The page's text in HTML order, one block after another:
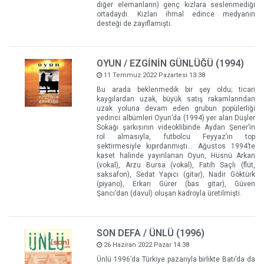
diğer elemanların) genç kızlara seslenmediği
ortadaydı. Kızları ihmal edince medyanın
desteği de zayıflamıştı.
OYUN / EZGİNİN GÜNLÜĞÜ (1994)
11 Temmuz 2022 Pazartesi 13:38
Bu arada beklenmedik bir şey oldu; ticari
kaygılardan uzak, büyük satış rakamlarından
uzak yoluna devam eden grubun popülerliği
yedinci albümleri Oyun’da (1994) yer alan Düşler
Sokağı şarkısının videoklibinde Aydan Şener’in
rol almasıyla, futbolcu Feyyaz’ın top
sektirmesiyle kıpırdanmıştı… Ağustos 1994’te
kaset halinde yayınlanan Oyun, Hüsnü Arkan
(vokal), Arzu Bursa (vokal), Fatih Saçlı (flüt,
saksafon), Sedat Yapıcı (gitar), Nadir Göktürk
(piyano), Erkan Gürer (bas gitar), Güven
Şancı’dan (davul) oluşan kadroyla üretilmişti.
SON DEFA / ÜNLÜ (1996)
26 Haziran 2022 Pazar 14:38
Ünlü 1996’da Türkiye pazarıyla birlikte Batı’da da